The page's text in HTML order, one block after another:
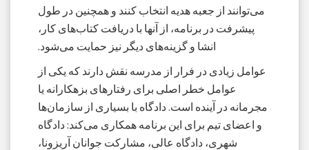
می‌توانند از جعبه هدیه انتخاب کنند و همچنین در طول
پیشرفت در برنامه، از آنها با دریافت کتاب‌های کار،
انشا و گزینه‌های دیگر نیز حمایت می‌شود.
عوامل زیادی در فرار از مدرسه نقش دارند که یکی از
عوامل خطر اصلی برای رفتارهای بزهکارانه یا
مجرمانه در آینده است. دادگاه با بسیاری از سازمان‌ها
و اعضای تیم برای این برنامه همکاری می‌کند: دادگاه
شهری، دادگاه عالی، مشارکت جوانان آریزونا،